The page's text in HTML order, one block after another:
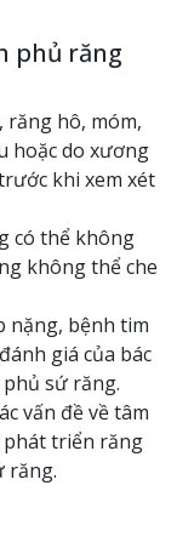
phủ răng
răng hô, móm,
hoặc do xương
khi xem xét
có thể không
không thể che
nặng, bệnh tim
giá của bác
sứ răng.
vấn đề về tâm
phát triển răng
răng.